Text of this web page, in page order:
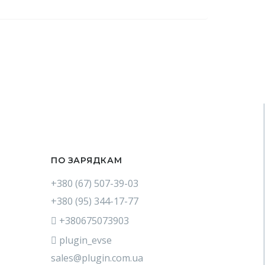
ПО ЗАРЯДКАМ
+380 (67) 507-39-03
+380 (95) 344-17-77
+380675073903
plugin_evse
sales@plugin.com.ua